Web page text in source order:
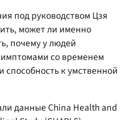
под руководством Цзя
может ли именно
почему у людей
со временем
способность к умственной
данные China Health and